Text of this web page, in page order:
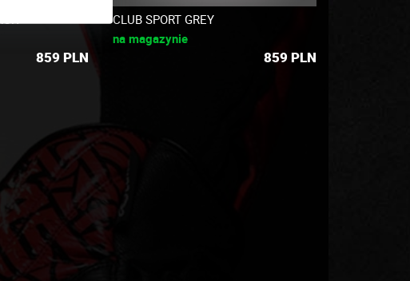
859 PLN
CLUB SPORT GREY
na magazynie
859 PLN